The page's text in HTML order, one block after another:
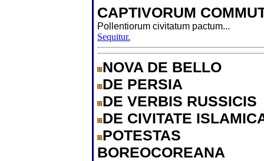
CAPTIVORUM
Pollentiorum civitatum pactum...
Sequitur.
NOVA DE BELLO
DE PERSIA
DE VERBIS RUSSICIS
DE CIVITATE
POTESTAS
BOREOCOREANA